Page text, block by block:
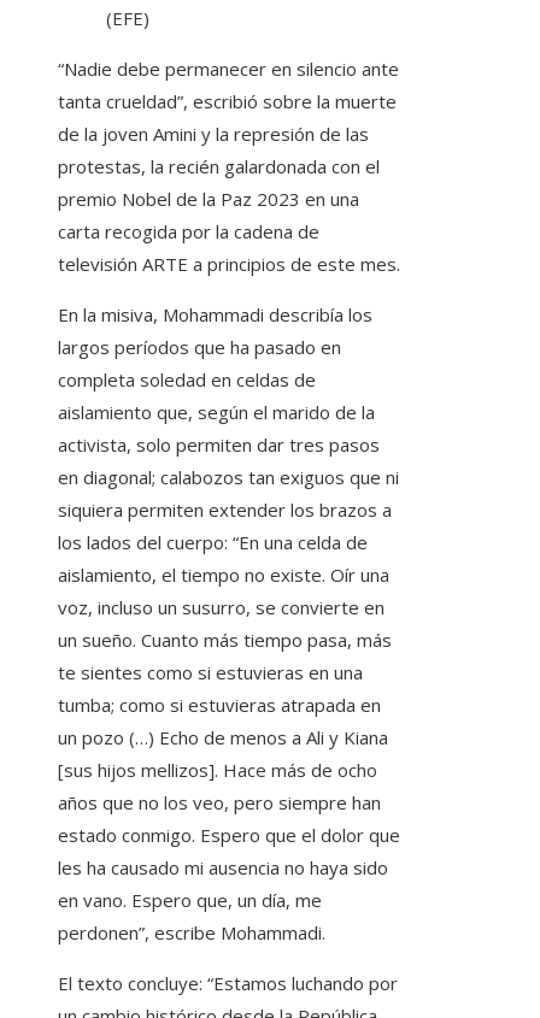
(EFE)
“Nadie debe permanecer en silencio ante
tanta crueldad”, escribió sobre la muerte
de la joven Amini y la represión de las
protestas, la recién galardonada con el
premio Nobel de la Paz 2023 en una
carta recogida por la cadena de
televisión ARTE a principios de este mes.
En la misiva, Mohammadi describía los
largos períodos que ha pasado en
completa soledad en celdas de
aislamiento que, según el marido de la
activista, solo permiten dar tres pasos
en diagonal; calabozos tan exiguos que ni
siquiera permiten extender los brazos a
los lados del cuerpo: “En una celda de
aislamiento, el tiempo no existe. Oír una
voz, incluso un susurro, se convierte en
un sueño. Cuanto más tiempo pasa, más
te sientes como si estuvieras en una
tumba; como si estuvieras atrapada en
un pozo (…) Echo de menos a Ali y Kiana
[sus hijos mellizos]. Hace más de ocho
años que no los veo, pero siempre han
estado conmigo. Espero que el dolor que
les ha causado mi ausencia no haya sido
en vano. Espero que, un día, me
perdonen”, escribe Mohammadi.
El texto concluye: “Estamos luchando por